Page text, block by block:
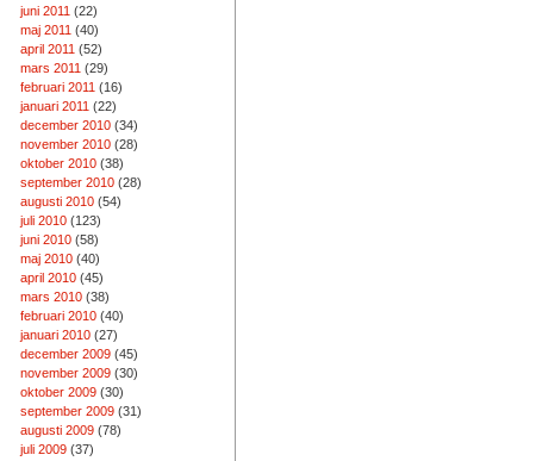
juni 2011 (22)
maj 2011 (40)
april 2011 (52)
mars 2011 (29)
februari 2011 (16)
januari 2011 (22)
december 2010(34)
november 2010(28)
oktober 2010(38)
september 2010(28)
augusti 2010(54)
juli 2010(123)
juni 2010(58)
maj 2010(40)
april 2010(45)
mars 2010(38)
februari 2010(40)
januari 2010(27)
december 2009(45)
november 2009(30)
oktober 2009(30)
september 2009(31)
augusti 2009(78)
juli 2009(37)